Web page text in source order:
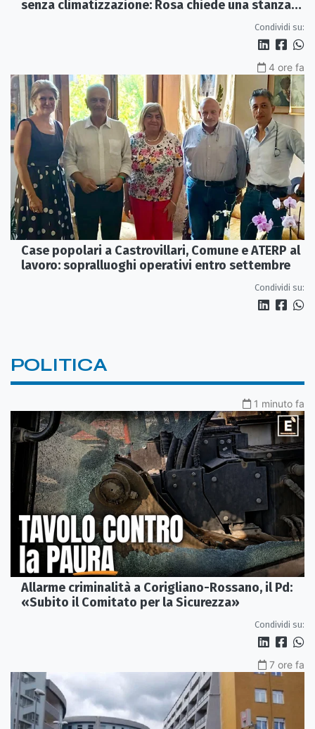
senza climatizzazione: Rosa chiede una stanza
Condividi su:
4 ore fa
Case popolari a Castrovillari, Comune e ATERP al
lavoro: sopralluoghi operativi entro settembre
Condividi su:
POLITICA
1 minuto fa
Allarme criminalità a Corigliano-Rossano, il Pd:
«Subito il Comitato per la Sicurezza»
Condividi su:
7 ore fa